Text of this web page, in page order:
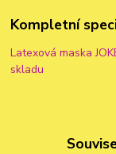
Kompletní
Latexová maska
skladu